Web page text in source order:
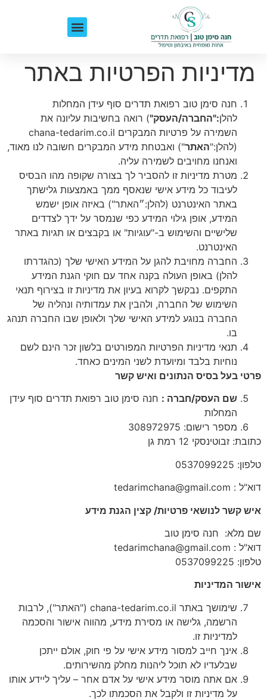
מדיניות הפרטיות באתר
חנה סימן טוב רפואת תדרים סוף עידן המחלות
להלן:"החברה/העסק") רואה בחשיבות עליונה את
השמירה על פרטיות המבקרים chana-tedarim.co.il
(להלן:"האתר") ואבטחת מידע המבקרים חשובה לנו מאוד,
ואנחנו מחויבים לשמירה עליה.
מטרת מדיניות זו להסביר לך בצורה שקופה מהו הבסיס
לעיבוד כל מידע אישי שנאסף ממך באמצעות גלישתך
באתר האינטרנט (להלן:״האתר") באיזה אופן ישמש
המידע, אופן גילוי המידע כפי שנמסר על ידך לצדדים
שלישיים והשימוש ב-"עוגיות" או בקבצים או תגיות באתר
האינטרנט.
החברה מחויבת להגן על המידע האישי שלך (כהגדרתו
להלן) באופן העולה בקנה אחד עם חוקי הגנת המידע
התקפים. נבקשך לקרוא בעיון את מדיניות זו בצירוף תנאי
השימוש של החברה, ולהבין את עמדותיה ונהליה של
החברה בנוגע למידע האישי שלך ולאופן שבו החברה תנהג
בו.
תנאי מדיניות הפרטיות המפורטים בלשון זכר הינם לשם
נוחיות בלבד ומיועדת לשני המינים כאחד.
פרטי בעל בסיס הנתונים ואיש קשר
שם העסק/חברה : חנה סימן טוב רפואת תדרים סוף עידן
המחלות
מספר רישום: 308972975
כתובת: זבוטינסקי 12 רמת גן
טלפון: 0537099225
דוא"ל : tedarimchana@gmail.com
איש קשר לנושאי פרטיות/ קצין הגנת מידע
שם מלא: חנה סימן טוב
דוא"ל : tedarimchana@gmail.com
טלפון: 0537099225
אישור המדיניות
שימושך באתר chana-tedarim.co.il ("האתר"), לרבות
הרשמה, גלישה או מסירת מידע, מהווה אישור והסכמה
למדיניות זו.
אינך חייב למסור מידע אישי על פי חוק, אולם ייתכן
שבלעדיו לא תוכל ליהנות מחלק מהשירותים.
אם אתה מוסר מידע אישי על אדם אחר – עליך ליידע אותו
על מדיניות זו ולקבל את הסכמתו לכך.